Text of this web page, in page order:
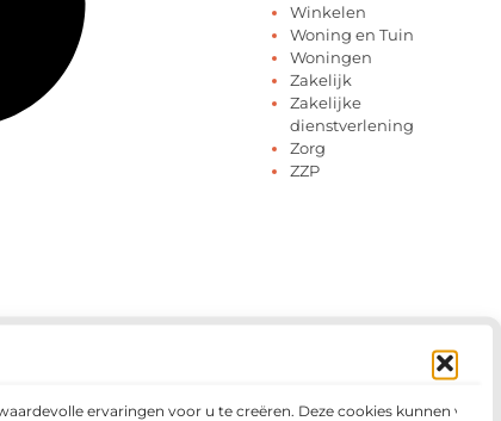
ervaringen voor u te creëren. Deze cookies kunnen voor
Winkelen
Woning en Tuin
Woningen
Zakelijk
Zakelijke
dienstverlening
Zorg
ZZP